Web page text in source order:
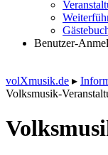
Benutzer-
volXmusik.de ▸
Volksmusik-